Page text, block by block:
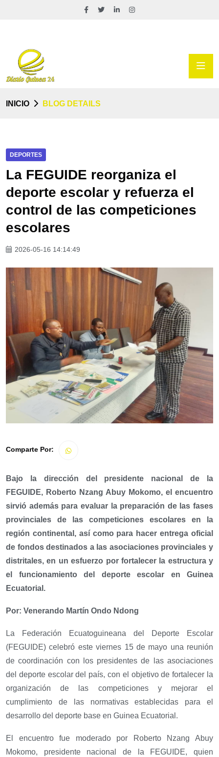
INICIO BLOG DETAILS
DEPORTES
La FEGUIDE reorganiza el
deporte escolar y refuerza el
control de las competiciones
escolares
2026-05-16 14:14:49
Comparte Por:
Bajo la dirección del presidente nacional de la
FEGUIDE, Roberto Nzang Abuy Mokomo, el encuentro
sirvió además para evaluar la preparación de las fases
provinciales de las competiciones escolares en la
región continental, así como para hacer entrega oficial
de fondos destinados a las asociaciones provinciales y
distritales, en un esfuerzo por fortalecer la estructura y
el funcionamiento del deporte escolar en Guinea
Ecuatorial .
Por: Venerando Martín Ondo Ndong
La Federación Ecuatoguineana del Deporte Escolar
(FEGUIDE) celebró este viernes 15 de mayo una reunión
de coordinación con los presidentes de las asociaciones
del deporte escolar del país, con el objetivo de fortalecer la
organización de las competiciones y mejorar el
cumplimiento de las normativas establecidas para el
desarrollo del deporte base en Guinea Ecuatorial.
El encuentro fue moderado por Roberto Nzang Abuy
Mokomo, presidente nacional de la FEGUIDE, quien